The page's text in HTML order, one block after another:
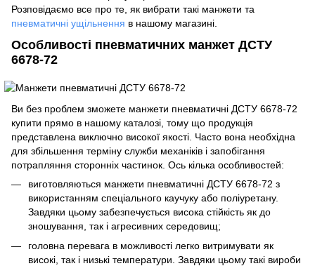
Розповідаємо все про те, як вибрати такі манжети та
пневматичні ущільнення в нашому магазині.
Особливості пневматичних манжет ДСТУ
6678-72
Ви без проблем зможете манжети пневматичні ДСТУ 6678-72
купити прямо в нашому каталозі, тому що продукція
представлена виключно високої якості. Часто вона необхідна
для збільшення терміну служби механіків і запобігання
потрапляння сторонніх частинок. Ось кілька особливостей:
виготовляються манжети пневматичні ДСТУ 6678-72 з
використанням спеціального каучуку або поліуретану.
Завдяки цьому забезпечується висока стійкість як до
зношування, так і агресивних середовищ;
головна перевага в можливості легко витримувати як
високі, так і низькі температури. Завдяки цьому такі вироби